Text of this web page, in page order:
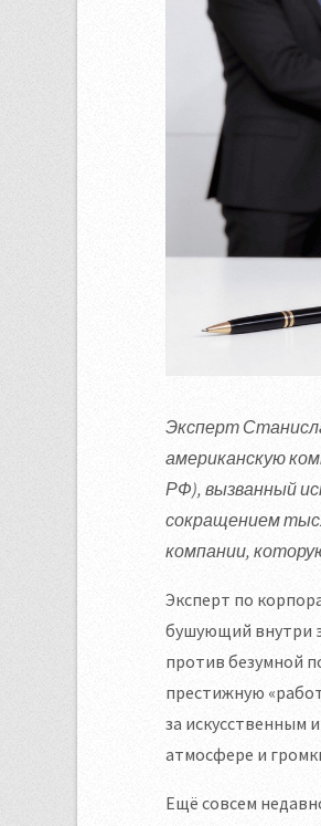
Эксперт
американскую
РФ), вызванный
сокращением
компании,
Эксперт по
бушующий внутри
против безумной
престижную
за искусственным
атмосфере и
Ещё совсем